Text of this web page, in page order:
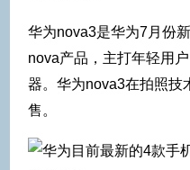
华为nova3是华为7月份
nova产品，主打年轻用
器。华为nova3在拍照技
售。